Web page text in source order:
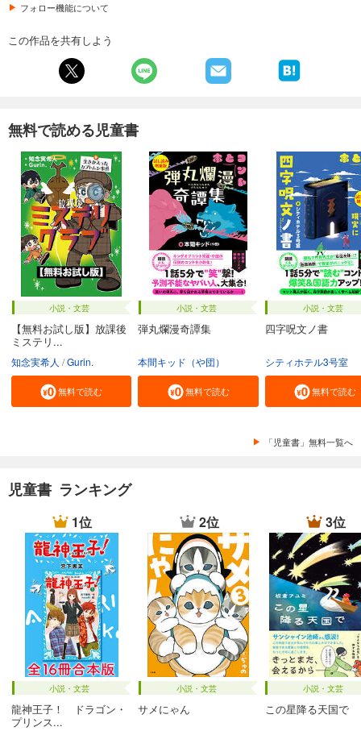
フォロー機能について
この作品を共有しよう
無料で読める児童書
小説・文芸
【無料お試し版】放課後
ミステリ...
知念実希人 Gurin.
無料で読む
小説・文芸
弾丸爛漫奇譚集
本間キッド（や団）
無料で読む
小説・文芸
四字呪文ノ書
シティホテル3号室
無料で読む
「児童書」無料一覧へ
児童書 ランキング
1位
小説・文芸
龍神王子！ ドラゴン・
プリンス...
2位
小説・文芸
サメにゃん
3位
小説・文芸
この星降る天国で